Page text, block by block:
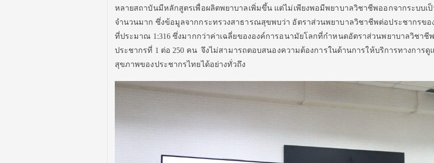
หลายสถาบันมีหลักสูตรเพื่อผลิตพยาบาลเพิ่มขึ้น แต่ไม่เพียงพอมีพยาบาลวิชาชีพออกจากระบบเ
จำนวนมาก ซึ่งข้อมูลจากกระทรวงสาธารณสุขพบว่า อัตราส่วนพยาบาลวิชาชีพต่อประชากรขอ
ที่ประมาณ 1:316 ซึ่งมากกว่าค่าเฉลี่ยขององค์การอนามัยโลกที่กำหนดอัตราส่วนพยาบาลวิชาชี
ประชากรที่ 1 ต่อ 250 คน จึงไม่สามารถตอบสนองความต้องการในด้านการให้บริการทางการดู
สุขภาพของประชากรไทยได้อย่างทั่วถึง